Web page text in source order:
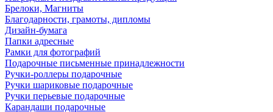
Брелоки, Магниты
Благодарности, грамоты, дипломы
Дизайн-бумага
Папки адресные
Рамки для фотографий
Подарочные письменные принадлежности
Ручки-роллеры подарочные
Ручки шариковые подарочные
Ручки перьевые подарочные
Карандаши подарочные